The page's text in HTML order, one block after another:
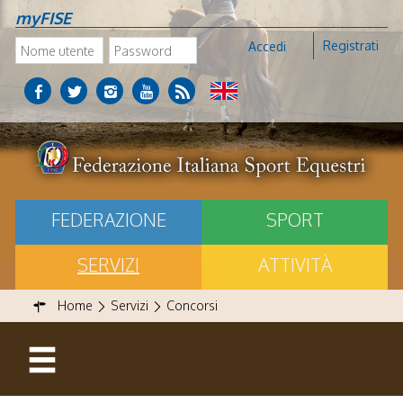
myFISE
Accedi Registrati
FEDERAZIONE
SPORT
SERVIZI
ATTIVITÀ
Home Servizi Concorsi